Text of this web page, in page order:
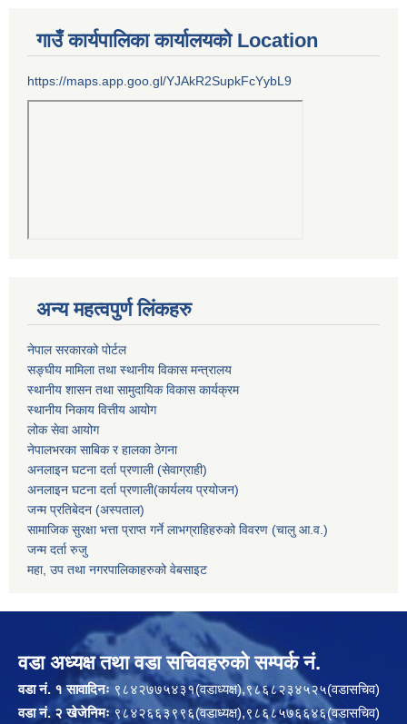
गाउँ कार्यपालिका कार्यालयको Location
https://maps.app.goo.gl/YJAkR2SupkFcYybL9
अन्य महत्वपुर्ण लिंकहरु
नेपाल सरकारको पोर्टल
सङ्घीय मामिला तथा स्थानीय विकास मन्त्रालय
स्थानीय शासन तथा सामुदायिक विकास कार्यक्रम
स्थानीय निकाय वित्तीय आयोग
लोक सेवा आयोग
नेपालभरका साबिक र हालका ठेगना
अनलाइन घटना दर्ता प्रणाली (सेवाग्राही)
अनलाइन घटना दर्ता प्रणाली(कार्यलय प्रयोजन)
जन्म प्रतिबेदन (अस्पताल)
सामाजिक सुरक्षा भत्ता प्राप्त गर्ने लाभग्राहिहरुको विवरण (चालु आ.व.)
जन्म दर्ता रुजु
महा, उप तथा नगरपालिकाहरुको वेबसाइट
वडा अध्यक्ष तथा वडा सचिवहरुको सम्पर्क नं.
वडा नं. १ सावादिनः ९८४२७७५४३१(वडाध्यक्ष),९८६८२३४५२५(वडासचिव)
वडा नं. २ खेजेनिमः९८४२६६३९९६(वडाध्यक्ष),९८६८५७६६४६(वडासचिव)